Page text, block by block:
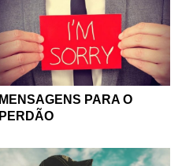
MENSAGENS PARA O
PERDÃO